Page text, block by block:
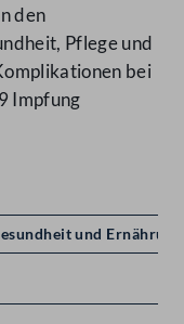
den
Pflege und
bei
Impfung
und Ernährung